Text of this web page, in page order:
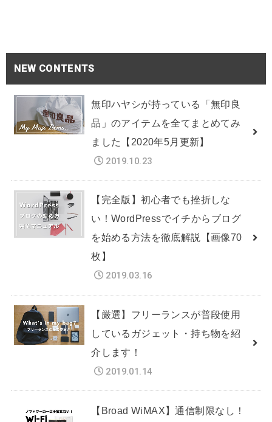
NEW CONTENTS
無印ハヤシが持っている「無印良
品」のアイテムを全てまとめてみ
ました【2020年5月更新】
2019.10.23
【完全版】初心者でも挫折しな
い！WordPressでイチからブログ
を始める方法を徹底解説【画像70
枚】
2019.03.16
【厳選】フリーランスが普段使用
しているガジェット・持ち物を紹
介します！
2019.01.14
【Broad WiMAX】通信制限なし！